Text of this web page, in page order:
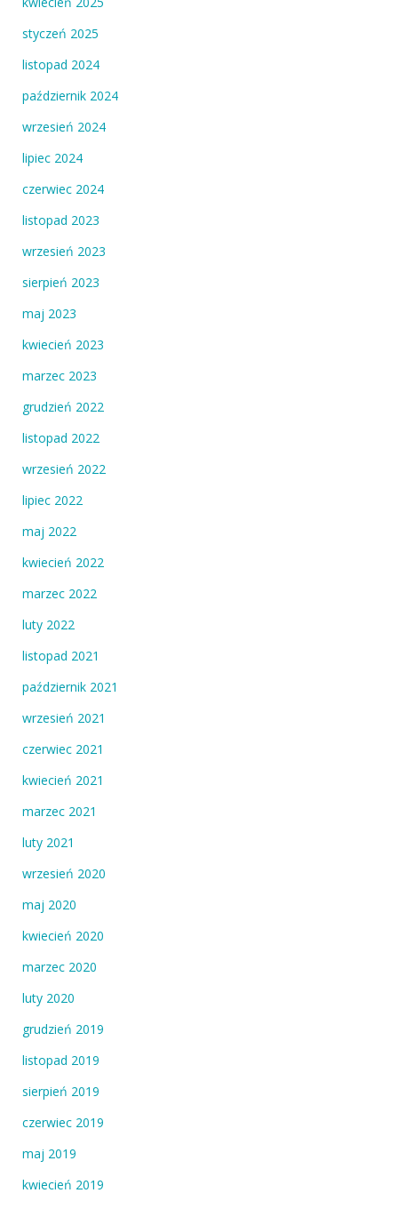
styczeń 2025
listopad 2024
październik 2024
wrzesień 2024
lipiec 2024
czerwiec 2024
listopad 2023
wrzesień 2023
sierpień 2023
maj 2023
kwiecień 2023
marzec 2023
grudzień 2022
listopad 2022
wrzesień 2022
lipiec 2022
maj 2022
kwiecień 2022
marzec 2022
luty 2022
listopad 2021
październik 2021
wrzesień 2021
czerwiec 2021
kwiecień 2021
marzec 2021
luty 2021
wrzesień 2020
maj 2020
kwiecień 2020
marzec 2020
luty 2020
grudzień 2019
listopad 2019
sierpień 2019
czerwiec 2019
maj 2019
kwiecień 2019